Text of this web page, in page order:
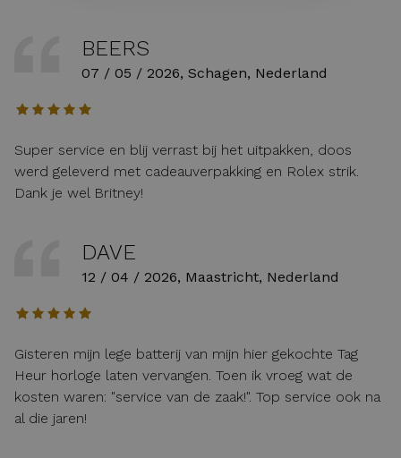
BEERS
07 / 05 / 2026, Schagen, Nederland
Super service en blij verrast bij het uitpakken, doos
werd geleverd met cadeauverpakking en Rolex strik.
Dank je wel Britney!
DAVE
12 / 04 / 2026, Maastricht, Nederland
Gisteren mijn lege batterij van mijn hier gekochte Tag
Heur horloge laten vervangen. Toen ik vroeg wat de
kosten waren: "service van de zaak!". Top service ook na
al die jaren!